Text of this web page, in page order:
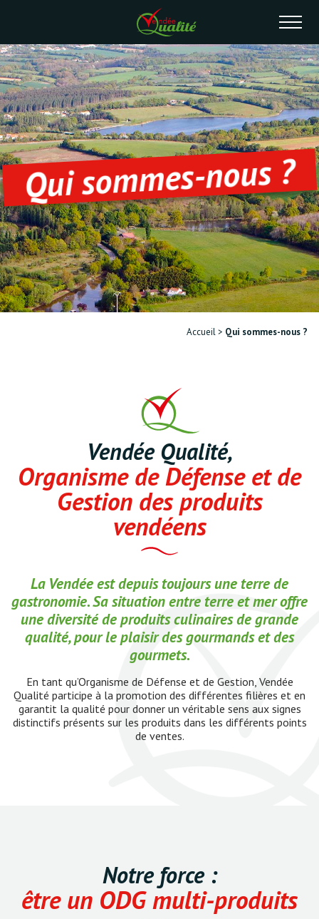
Qui sommes-nous ?
Accueil> Qui sommes-nous ?
Vendée Qualité,
Organisme de Défense et de
Gestion des produits
vendéens
La Vendée est depuis toujours une terre de
gastronomie. Sa situation entre terre et mer offre
une diversité de produits culinaires de grande
qualité, pour le plaisir des gourmands et des
gourmets.
En tant qu’Organisme de Défense et de Gestion, Vendée
Qualité participe à la promotion des différentes filières et en
garantit la qualité pour donner un véritable sens aux signes
distinctifs présents sur les produits dans les différents points
de ventes.
Notre force :
être un ODG multi-produits